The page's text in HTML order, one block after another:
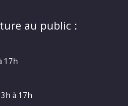
au public :
17h
à 17h